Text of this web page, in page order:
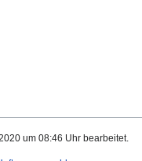
um 08:46 Uhr bearbeitet.